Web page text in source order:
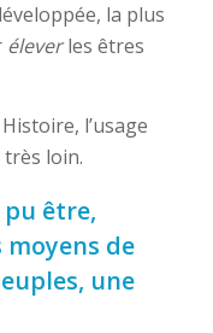
la plus
éleverles êtres
l’usage
loin.
être,
de
une